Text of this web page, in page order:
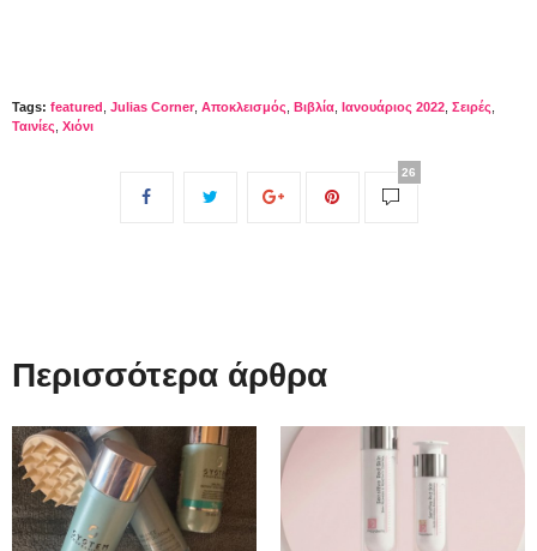
Tags: featured Julias Corner Αποκλεισμός Βιβλία Ιανουάριος 2022 Σειρές
Ταινίες Χιόνι
26
Περισσότερα άρθρα